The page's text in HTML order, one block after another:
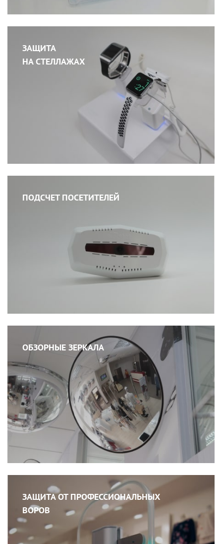
ЗАЩИТА
НА СТЕЛЛАЖАХ
ПОДСЧЕТ ПОСЕТИТЕЛЕЙ
ОБЗОРНЫЕ ЗЕРКАЛА
ЗАЩИТА ОТ ПРОФЕССИОНАЛЬНЫХ
ВОРОВ